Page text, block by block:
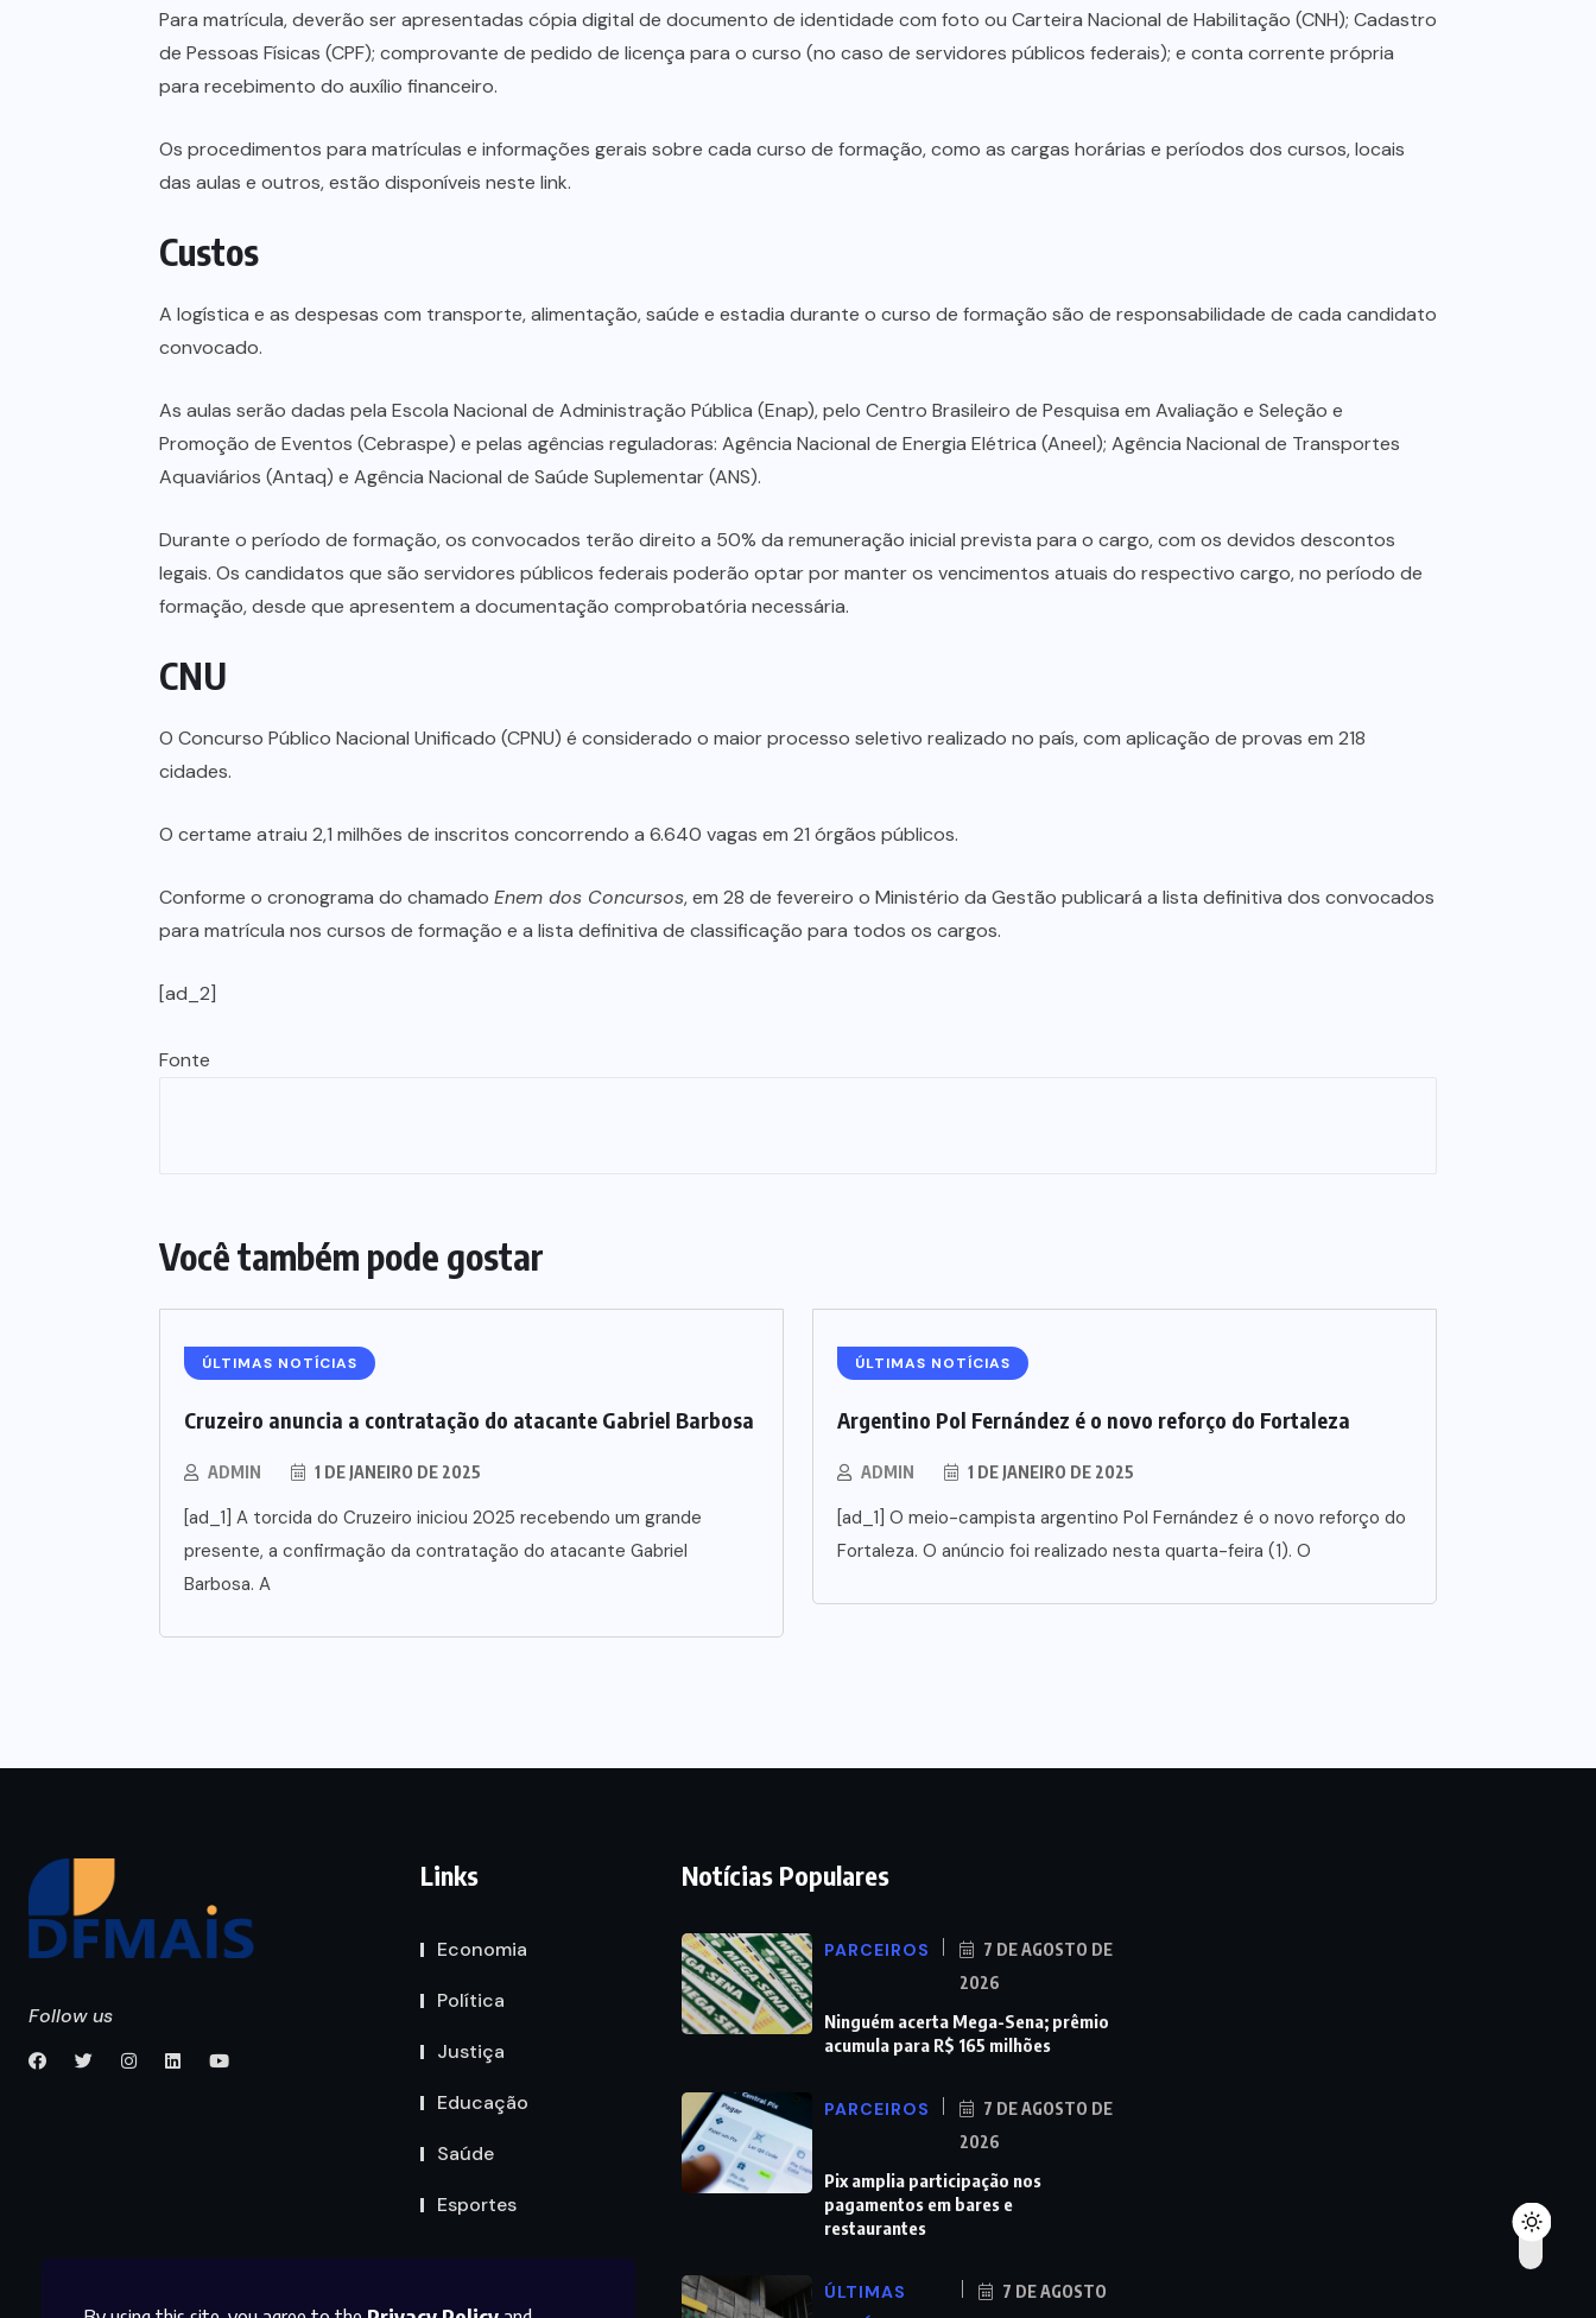
Para matrícula, deverão ser apresentadas cópia digital de documento de identidade com foto ou Carteira Nacional de Habilitação (CNH); Cadastro
de Pessoas Físicas (CPF); comprovante de pedido de licença para o curso (no caso de servidores públicos federais); e conta corrente própria
para recebimento do auxílio financeiro.
Os procedimentos para matrículas e informações gerais sobre cada curso de formação, como as cargas horárias e períodos dos cursos, locais
das aulas e outros, estão disponíveis neste link.
Custos
A logística e as despesas com transporte, alimentação, saúde e estadia durante o curso de formação são de responsabilidade de cada candidato
convocado.
As aulas serão dadas pela Escola Nacional de Administração Pública (Enap), pelo Centro Brasileiro de Pesquisa em Avaliação e Seleção e
Promoção de Eventos (Cebraspe) e pelas agências reguladoras: Agência Nacional de Energia Elétrica (Aneel); Agência Nacional de Transportes
Aquaviários (Antaq) e Agência Nacional de Saúde Suplementar (ANS).
Durante o período de formação, os convocados terão direito a 50% da remuneração inicial prevista para o cargo, com os devidos descontos
legais. Os candidatos que são servidores públicos federais poderão optar por manter os vencimentos atuais do respectivo cargo, no período de
formação, desde que apresentem a documentação comprobatória necessária.
CNU
O Concurso Público Nacional Unificado (CPNU) é considerado o maior processo seletivo realizado no país, com aplicação de provas em 218
cidades.
O certame atraiu 2,1 milhões de inscritos concorrendo a 6.640 vagas em 21 órgãos públicos.
Conforme o cronograma do chamado Enem dos Concursos, em 28 de fevereiro o Ministério da Gestão publicará a lista definitiva dos convocados
para matrícula nos cursos de formação e a lista definitiva de classificação para todos os cargos.
[ad_2]
Fonte
Você também pode gostar
ÚLTIMAS NOTÍCIAS
Cruzeiro anuncia a contratação do atacante Gabriel Barbosa
ADMIN 1 DE JANEIRO DE 2025
[ad_1] A torcida do Cruzeiro iniciou 2025 recebendo um grande
presente, a confirmação da contratação do atacante Gabriel
Barbosa. A
ÚLTIMAS NOTÍCIAS
Argentino Pol Fernández é o novo reforço do Fortaleza
ADMIN 1 DE JANEIRO DE 2025
[ad_1] O meio-campista argentino Pol Fernández é o novo reforço do
Fortaleza. O anúncio foi realizado nesta quarta-feira (1). O
Follow us
Links
Economia
Política
Justiça
Educação
Saúde
Esportes
Notícias Populares
PARCEIROS
7 DE AGOSTO DE
2026
Ninguém acerta Mega-Sena; prêmio
acumula para R$ 165 milhões
PARCEIROS
7 DE AGOSTO DE
2026
Pix amplia participação nos
pagamentos em bares e
restaurantes
ÚLTIMAS
7 DE AGOSTO